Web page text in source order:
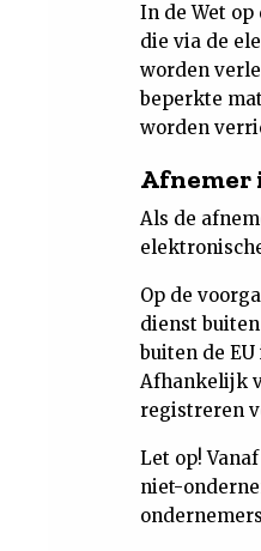
In de Wet
die via de
worden
beperkte
worden
Afnemer
Als de
Op de
dienst
buiten de
Afhankelijk
registreren
Let op!
niet-